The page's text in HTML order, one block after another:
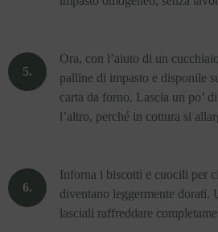
Ora, con l’aiuto di un
palline di impasto e disponile
carta da forno. Lascia un po’
l’altro, perché in cottura si
Inforna i biscotti e cuocili per
diventano leggermente dorati.
lasciali raffreddare